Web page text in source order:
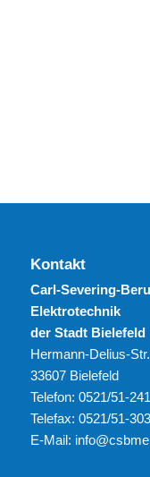
Kontakt
Carl-Severing-
Elektrotechnik
der Stadt Bielefeld
Hermann-Delius-
33607 Bielefeld
Telefon: 0521/51-
Telefax: 0521/51-
E-Mail: